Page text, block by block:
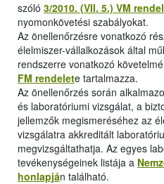
szóló 3/2010. (VII. 5.) VM
nyomonkövetési szabályokat.
Az önellenőrzésre vonatkozó
élelmiszer-vállalkozások által
rendszerre vonatkozó
FM rendelete tartalmazza.
Az önellenőrzés során
és laboratóriumi vizsgálat, a
jellemzők megismeréséhez az
vizsgálatra akkreditált
megvizsgáltathatja. Az egyes
tevékenységeinek listája a
honlapján található.